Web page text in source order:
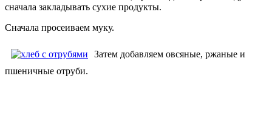
сначала закладывать сухие продукты.
Сначала просеиваем муку.
Затем добавляем овсяные, ржаные и
пшеничные отруби.